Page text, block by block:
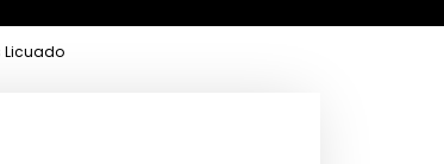
Licuado